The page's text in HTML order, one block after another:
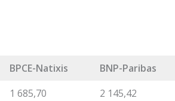
BPCE-Natixis BNP-Paribas
1 685,70 2 145,42